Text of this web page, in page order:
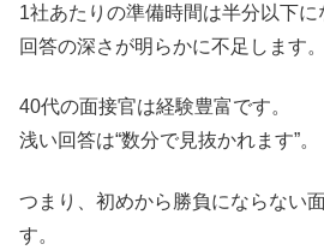
1社あたりの準備時間は半分以下に
回答の深さが明らかに不足します。
40代の面接官は経験豊富です。
浅い回答は“数分で見抜かれます”。
つまり、初めから勝負にならない
す。